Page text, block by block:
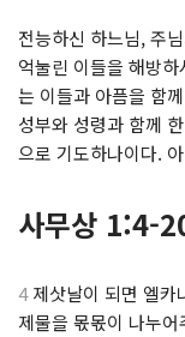
전능하신 하느님, 주
억눌린 이들을 해방
는 이들과 아픔을 함
성부와 성령과 함께
으로 기도하나이다.
사무상 1:4-
4제삿날이 되면 엘카
제물을 몫몫이 나누어